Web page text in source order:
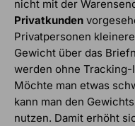
nicht mit der
Privatkunden
Privatpersonen
Gewicht über das
werden ohne
Möchte man etwas
kann man den
nutzen. Damit erhöht